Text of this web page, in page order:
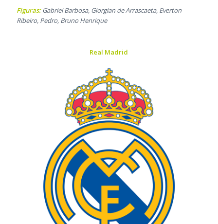
Figuras:Gabriel Barbosa, Giorgian de Arrascaeta, Everton
Ribeiro, Pedro, Bruno Henrique
Real Madrid